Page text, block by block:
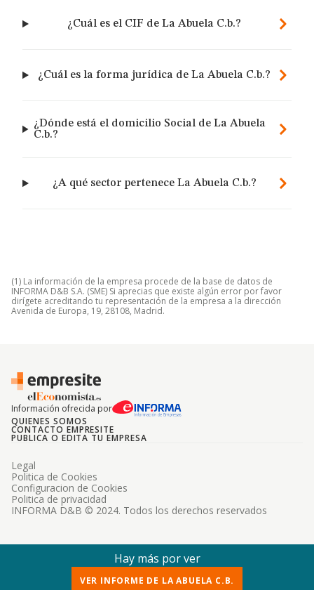
¿Cuál es el CIF de La Abuela C.b.?
¿Cuál es la forma jurídica de La Abuela C.b.?
¿Dónde está el domicilio Social de La Abuela
C.b.?
¿A qué sector pertenece La Abuela C.b.?
(1) La información de la empresa procede de la base de datos de
INFORMA D&B S.A. (SME) Si aprecias que existe algún error por favor
dirígete acreditando tu representación de la empresa a la dirección
Avenida de Europa, 19, 28108, Madrid.
Información ofrecida por
QUIENES SOMOS
CONTACTO EMPRESITE
PUBLICA O EDITA TU EMPRESA
INFORMA D&B © 2024. Todos los derechos reservados
Legal
Politica de Cookies
Configuracion de Cookies
Politica de privacidad
Hay más por ver
VER INFORME DE LA ABUELA C.B.